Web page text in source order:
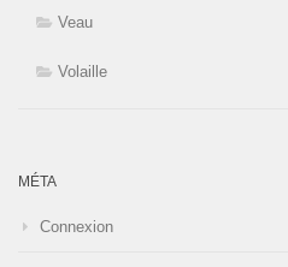
Veau
Volaille
MÉTA
Connexion